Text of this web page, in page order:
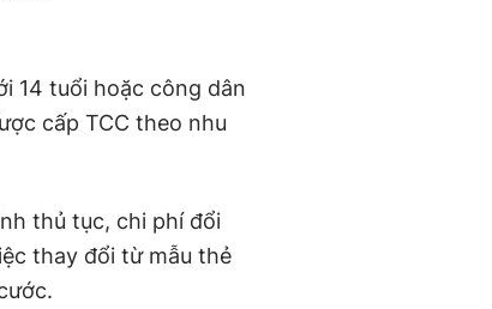
14 tuổi hoặc công dân
cấp TCC theo nhu
thủ tục, chi phí đổi
thay đổi từ mẫu thẻ